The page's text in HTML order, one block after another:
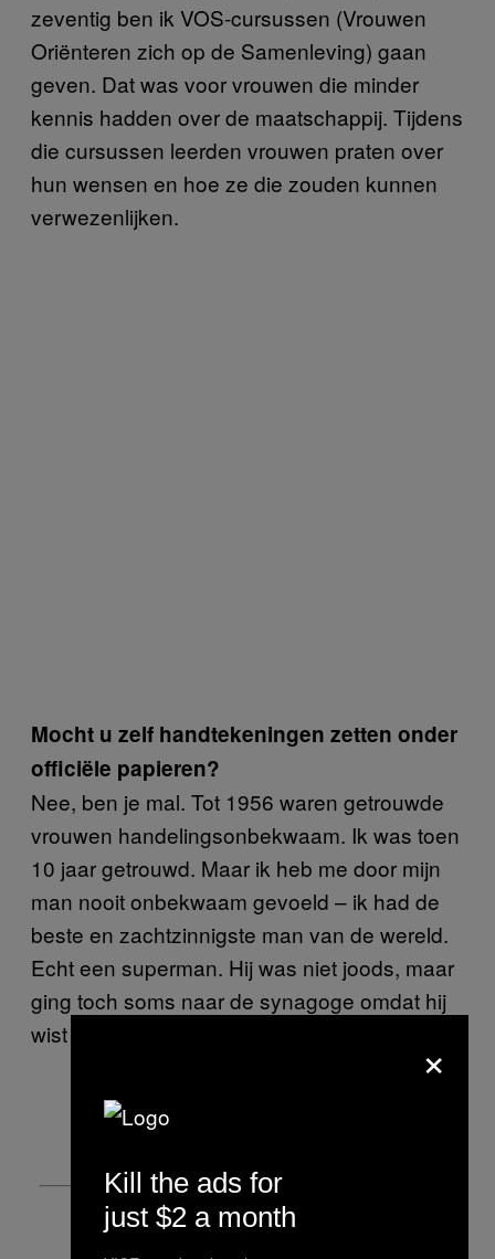
zeventig ben ik VOS-cursussen (Vrouwen
Oriënteren zich op de Samenleving) gaan
geven. Dat was voor vrouwen die minder
kennis hadden over de maatschappij. Tijdens
die cursussen leerden vrouwen praten over
hun wensen en hoe ze die zouden kunnen
verwezenlijken.
Mocht u zelf handtekeningen zetten onder
officiële papieren?
Nee, ben je mal. Tot 1956 waren getrouwde
vrouwen handelingsonbekwaam. Ik was toen
10 jaar getrouwd. Maar ik heb me door mijn
man nooit onbekwaam gevoeld – ik had de
beste en zachtzinnigste man van de wereld.
Echt een superman. Hij was niet joods, maar
ging toch soms naar de synagoge omdat hij
wist dat ik dat belangrijk vond.
×
Kill the ads for
just $2 a month